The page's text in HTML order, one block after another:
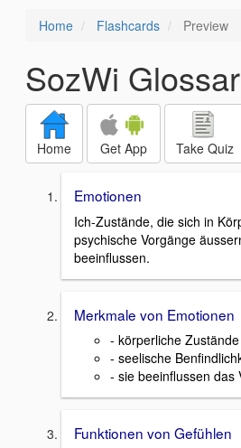
Home Flashcards Preview
SozWi Glossar
Home Get App Take Quiz
Emotionen
Ich-Zustände, die sich in
psychische Vorgänge
beeinflussen.
Merkmale von Emotionen
- körperliche Zustände
- seelische
- sie beeinflussen das
Funktionen von Gefühlen